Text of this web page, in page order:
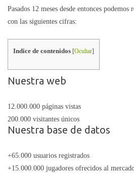
Pasados 12 meses desde entonces
con las siguientes cifras:
Indice de contenidos [Ocultar]
Nuestra web
12.000.000 páginas vistas
200.000 visitantes únicos
Nuestra base de datos
+65.000 usuarios registrados
+15.000.000 jugadores ofrecidos al